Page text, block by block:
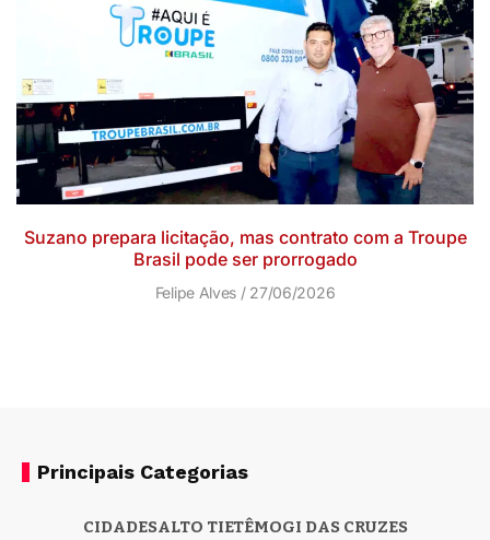
Suzano prepara licitação, mas contrato com a Troupe
Brasil pode ser prorrogado
Felipe Alves 27/06/2026
Principais Categorias
CIDADESALTO TIETÊMOGI DAS CRUZES